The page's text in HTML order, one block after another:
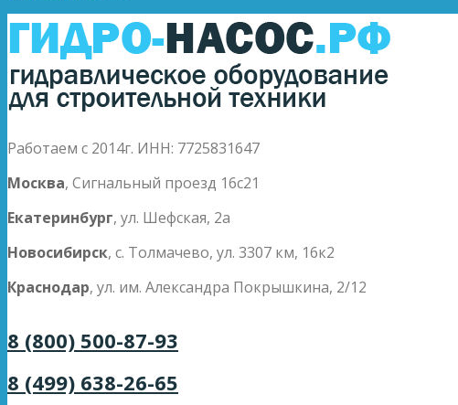
Работаем с 2014г. ИНН: 7725831647
Москва, Сигнальный проезд 16с21
Екатеринбург, ул. Шефская, 2а
Новосибирск, с. Толмачево, ул. 3307 км, 16к2
Краснодар, ул. им. Александра Покрышкина, 2/12
8 (800) 500-87-93
8 (499) 638-26-65